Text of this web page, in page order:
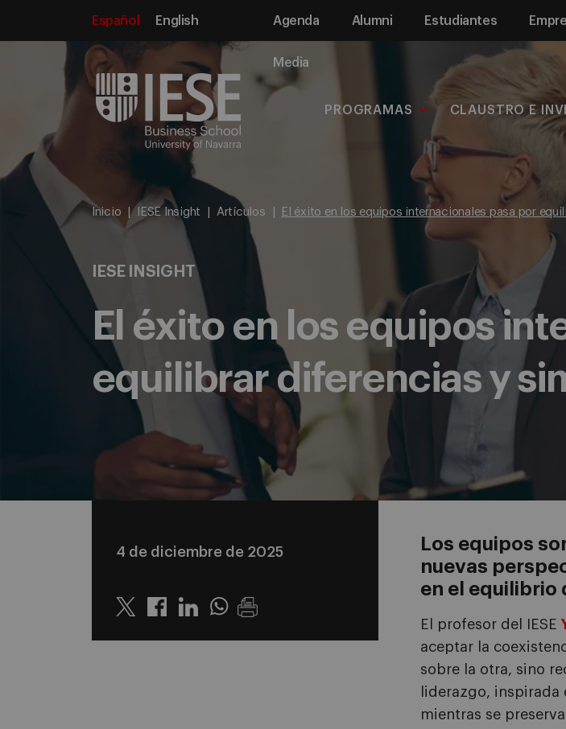
Español English Agenda Alumni Estudiantes
Media
PROGRAMAS CLAUSTRO E
Inicio IESE Insight Artículos El éxito en los equipos internacionales pasa por
IESE INSIGHT
El éxito en los equipos
equilibrar diferencias y
4 de diciembre de 2025
Twitter LinkedinWhatsapp
Los equipos
nuevas
en el equilibrio
El profesor del IESE
aceptar la
sobre la otra, sino
liderazgo,
mientras se